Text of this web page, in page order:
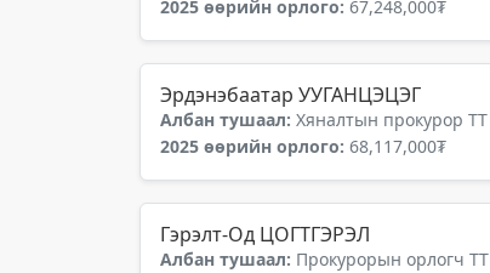
2025 өөрийн орлого: 67,248,000₮
Эрдэнэбаатар УУГАНЦЭЦЭГ
Албан тушаал: Хяналтын прокурор ТТ
2025 өөрийн орлого: 68,117,000₮
Гэрэлт-Од ЦОГТГЭРЭЛ
Албан тушаал: Прокурорын орлогч ТТ